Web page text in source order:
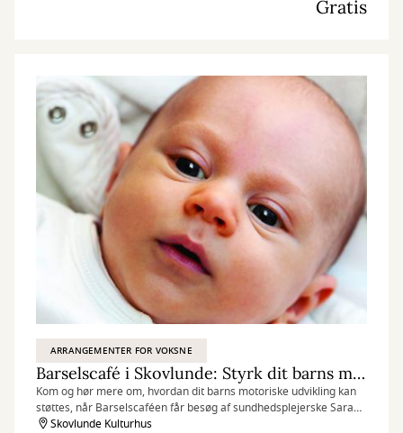
Gratis
ARRANGEMENTER FOR VOKSNE
Barselscafé i Skovlunde: Styrk dit barns motorik
Kom og hør mere om, hvordan dit barns motoriske udvikling kan
støttes, når Barselscaféen får besøg af sundhedsplejerske Sarah
B. Mazur.
Skovlunde Kulturhus